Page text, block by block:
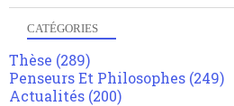
CATÉGORIES
Thèse (289)
Penseurs Et Philosophes (249)
Actualités (200)